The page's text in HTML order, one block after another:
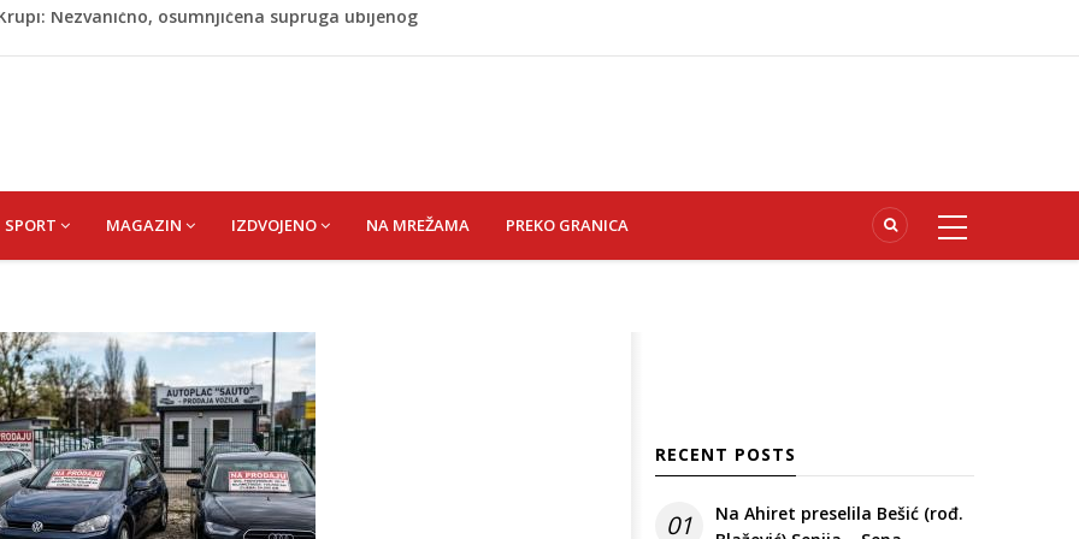
Senija – Sena
obilježavanja godišnjice: "Doživjela sam poniženje
sinu"
Nezvanično, osumnjičena supruga ubijenog
SPORT MAGAZIN IZDVOJENO NA MREŽAMA PREKO GRANICA
RECENT POSTS
01
Na Ahiret preselila Bešić (rođ.